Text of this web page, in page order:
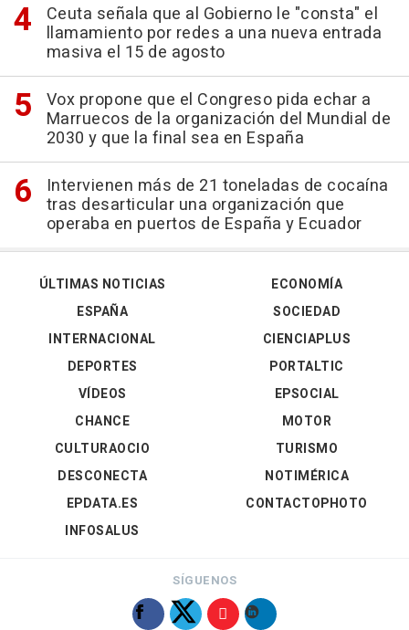
Ceuta señala que al Gobierno le "consta" el
llamamiento por redes a una nueva entrada
masiva el 15 de agosto
Vox propone que el Congreso pida echar a
Marruecos de la organización del Mundial de
2030 y que la final sea en España
Intervienen más de 21 toneladas de cocaína
tras desarticular una organización que
operaba en puertos de España y Ecuador
ÚLTIMAS NOTICIAS
ESPAÑA
INTERNACIONAL
DEPORTES
VÍDEOS
ECONOMÍA
SOCIEDAD
CIENCIAPLUS
PORTALTIC
EPSOCIAL
CHANCE
CULTURAOCIO
DESCONECTA
EPDATA.ES
INFOSALUS
MOTOR
TURISMO
NOTIMÉRICA
CONTACTOPHOTO
SÍGUENOS